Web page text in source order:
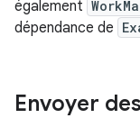
également
dépendance de
Envoyer